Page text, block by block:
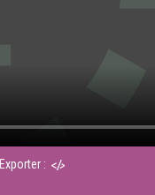
Exporter :